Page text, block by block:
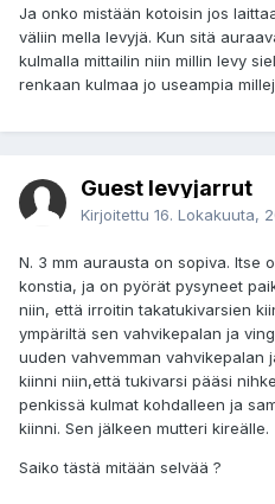
Ja onko mistään kotoisin jos
väliin mella levyjä. Kun sitä
kulmalla mittailin niin millin levy
renkaan kulmaa jo useampia
Guest levyjarrut
Kirjoitettu 16. Lokakuuta,
N. 3 mm aurausta on sopiva. Itse
konstia, ja on pyörät pysyneet
niin, että irroitin takatukivarsien
ympäriltä sen vahvikepalan ja
uuden vahvemman vahvikepalan
kiinni niin,että tukivarsi pääsi
penkissä kulmat kohdalleen ja
kiinni. Sen jälkeen mutteri kireälle.
Saiko tästä mitään selvää ?